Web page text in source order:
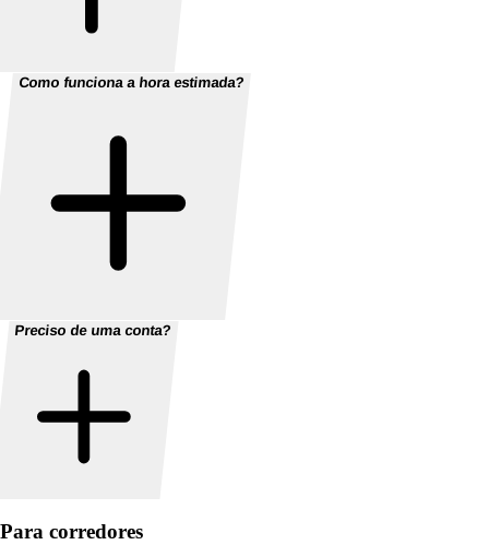
Como funciona a hora estimada?
Preciso de uma conta?
Para corredores